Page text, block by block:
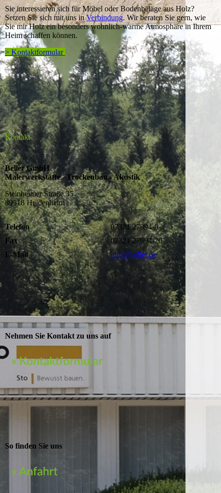
Sie interessieren sich für Möbel oder Bodenbeläge aus Holz?
Setzen Sie sich mit uns inVerbindung. Wir beraten Sie gern, wie
Sie mir Holz ein besonders wohnlich-warme Atmosphäre in Ihrem
Heim schaffen können.
> Kontaktformular
Kontakt
Beller GmbH
Malerwerkstätte - Trockenbau - Akustik
Steinheimer Straße 35
89518 Heidenheim
Telefon
07321 27994-0
Fax
07321 27994-20
E-Mail
info@beller.de
Nehmen Sie Kontakt zu uns auf
So finden Sie uns